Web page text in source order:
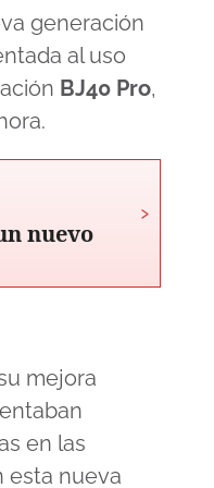
generación
al uso
BJ40 Pro,
nuevo
›
mejora
en las
esta nueva